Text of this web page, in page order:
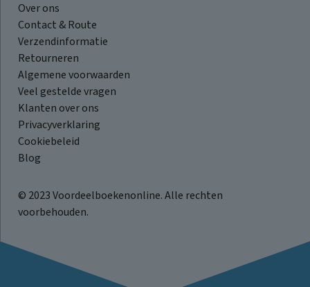
Over ons
Contact & Route
Verzendinformatie
Retourneren
Algemene voorwaarden
Veel gestelde vragen
Klanten over ons
Privacyverklaring
Cookiebeleid
Blog
© 2023 Voordeelboekenonline. Alle rechten
voorbehouden.